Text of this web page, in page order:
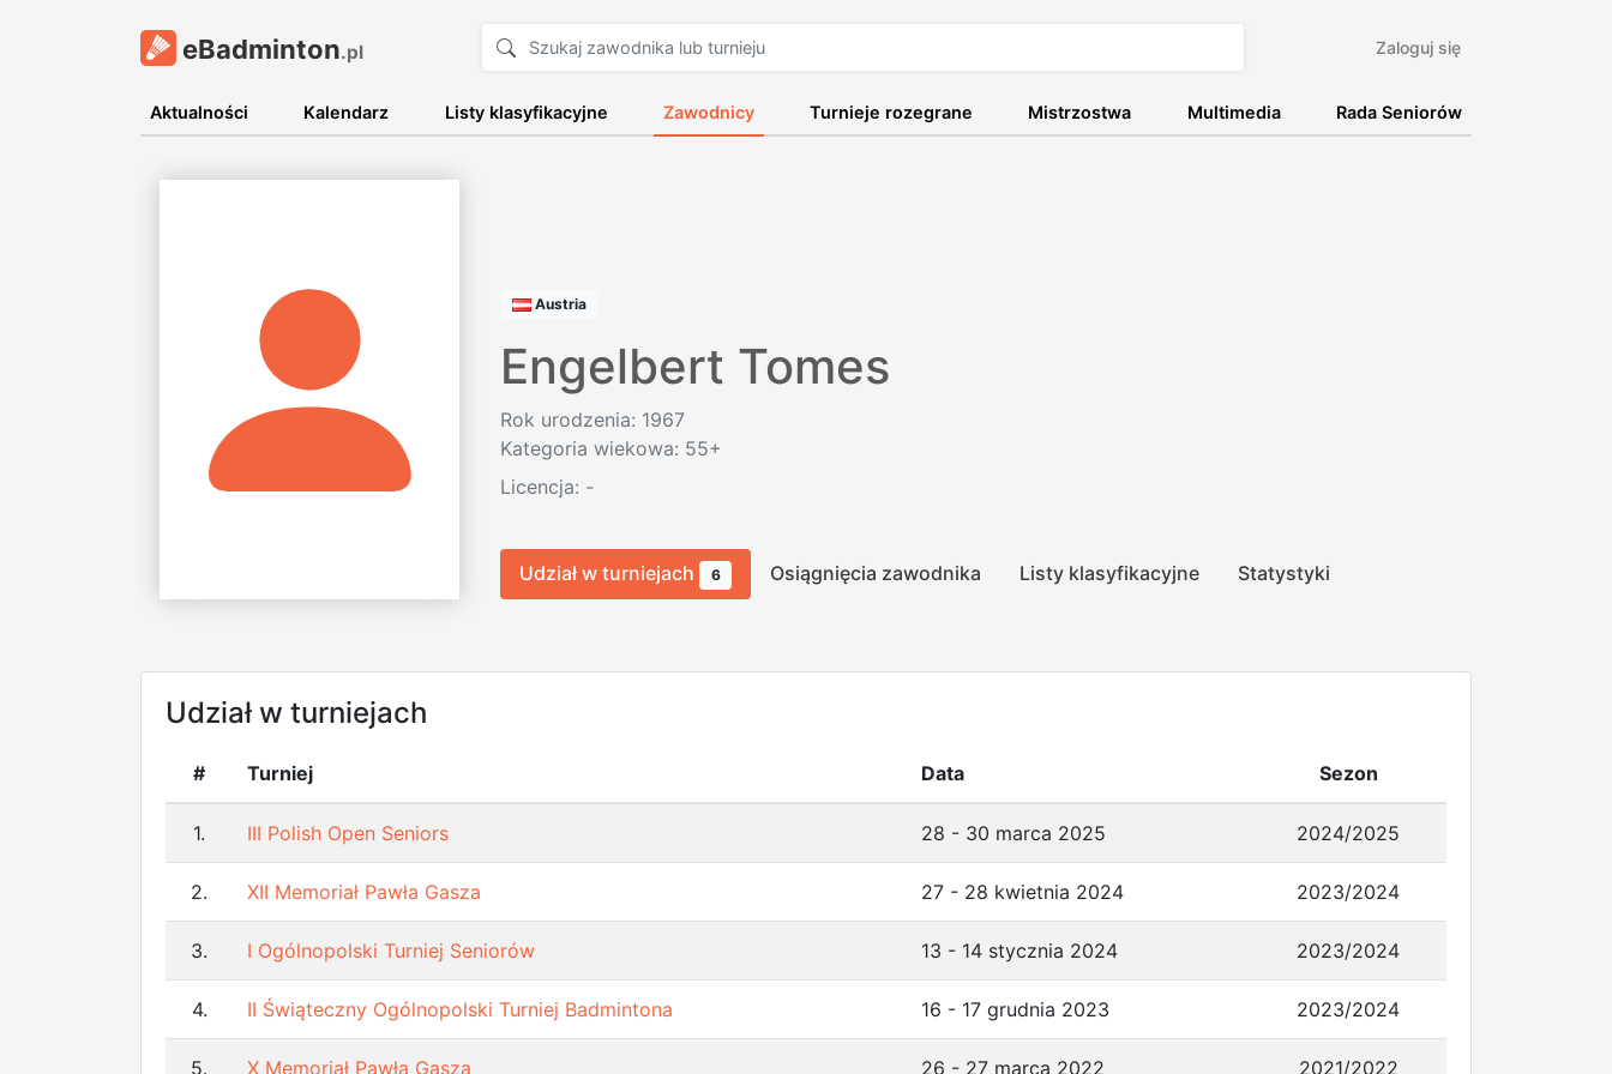
eBadminton.pl Zaloguj się
Aktualności Kalendarz Listy klasyfikacyjne Zawodnicy Turnieje rozegrane Mistrzostwa Multimedia Rada Seniorów
Austria
Engelbert Tomes
Rok urodzenia: 1967
Kategoria wiekowa: 55+
Licencja: -
Udział w turniejach 6 Osiągnięcia zawodnika Listy klasyfikacyjne Statystyki
Udział w turniejach
# Turniej Data Sezon
1. III Polish Open Seniors 28 - 30 marca 2025 2024/2025
2. XII Memoriał Pawła Gasza 27 - 28 kwietnia 2024 2023/2024
3. I Ogólnopolski Turniej Seniorów 13 - 14 stycznia 2024 2023/2024
4. II Świąteczny Ogólnopolski Turniej Badmintona 16 - 17 grudnia 2023 2023/2024
5. X Memoriał Pawła Gasza 26 - 27 marca 2022 2021/2022